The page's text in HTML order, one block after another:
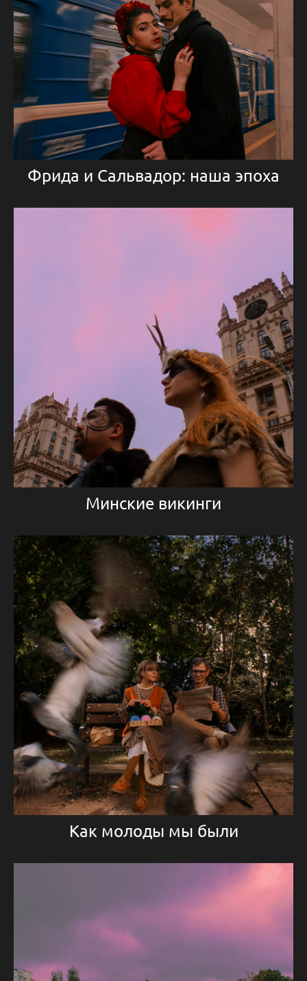
Фрида и Сальвадор: наша эпоха
Минские викинги
Как молоды мы были